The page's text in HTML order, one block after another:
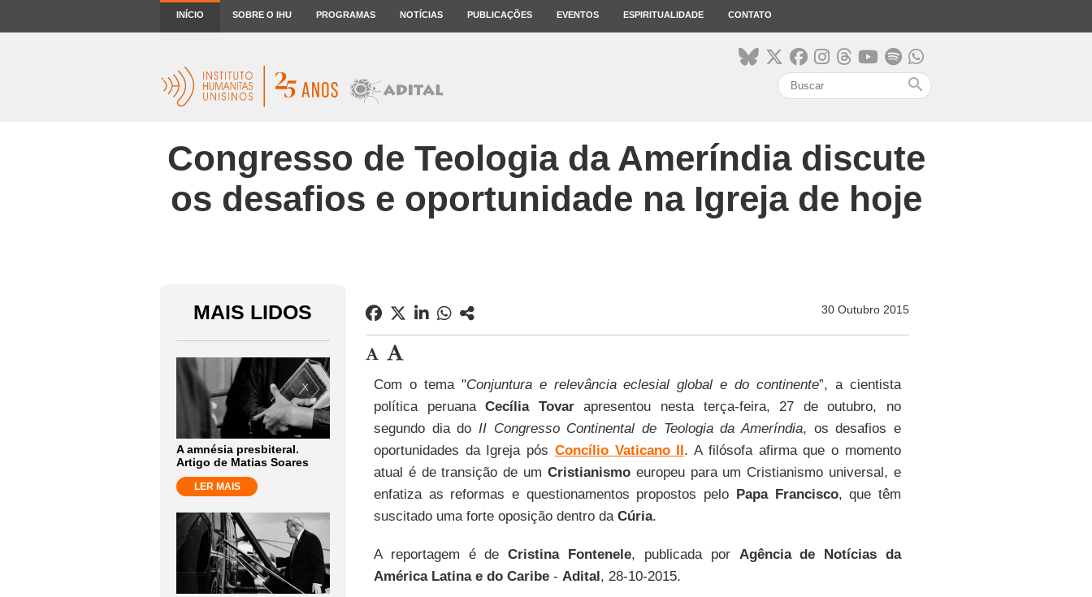
INÍCIO SOBRE O IHU PROGRAMAS NOTÍCIAS PUBLICAÇÕES EVENTOS ESPIRITUALIDADE CONTATO
search
Congresso de Teologia da Ameríndia discute
os desafios e oportunidade na Igreja de hoje
MAIS LIDOS
A amnésia presbiteral.
Artigo de Matias Soares
LER MAIS
30 Outubro 2015
Com o tema "Conjuntura e relevância eclesial global e do continente”, a cientista
política peruanaCecília Tovarapresentou nesta terça-feira, 27 de outubro, no
segundo dia do II Congresso Continental de Teologia da Ameríndia, os desafios e
oportunidades da Igreja pós Concílio Vaticano II. A filósofa afirma que o momento
atual é de transição de um Cristianismoeuropeu para um Cristianismo universal, e
enfatiza as reformas e questionamentos propostos pelo Papa Francisco, que têm
suscitado uma forte oposição dentro da Cúria.
A reportagem é deCristina Fontenele, publicada por Agência de Notícias da
América Latina e do Caribe- Adital, 28-10-2015.